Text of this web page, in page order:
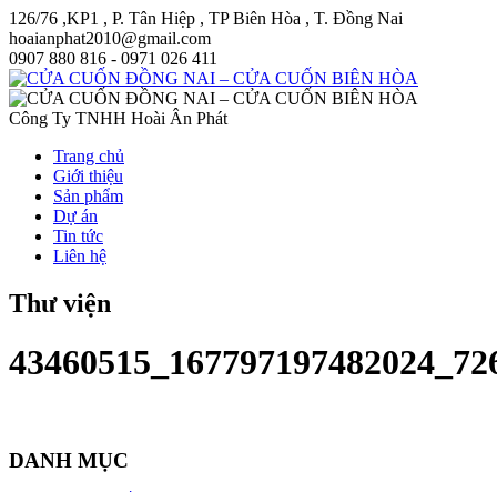
126/76 ,KP1 , P. Tân Hiệp , TP Biên Hòa , T. Đồng Nai
hoaianphat2010@gmail.com
0907 880 816 - 0971 026 411
Công Ty TNHH Hoài Ân Phát
Trang chủ
Giới thiệu
Sản phẩm
Dự án
Tin tức
Liên hệ
Thư viện
DANH MỤC